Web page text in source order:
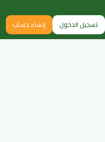
تسجيل الدخول إنشاء حساب